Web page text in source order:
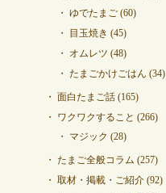
ゆでたまご(60)
目玉焼き (45)
オムレツ (48)
たまごかけごはん (34)
面白たまご話(165)
ワクワクすること (266)
マジック (28)
たまご全般コラム (257)
取材・掲載・ご紹介(92)